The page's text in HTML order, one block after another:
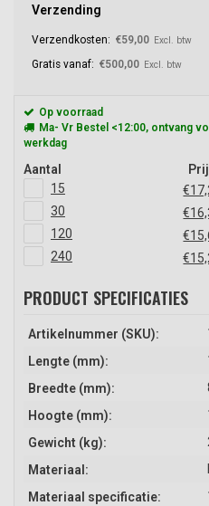
Verzending
Verzendkosten: €59,00 Excl. btw
Gratis vanaf: €500,00 Excl. btw
Op voorraad
Ma- Vr Bestel <12:00, ontvang
werkdag
Aantal
15
30
120
240
PRODUCT SPECIFICATIES
Artikelnummer (SKU):
Lengte (mm):
Breedte (mm):
Hoogte (mm):
Gewicht (kg):
Materiaal:
Materiaal specificatie: